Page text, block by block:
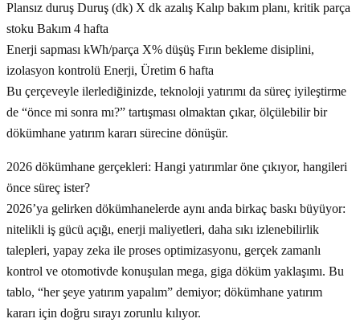
Plansız duruş Duruş (dk) X dk azalış Kalıp bakım planı, kritik parça
stoku Bakım 4 hafta
Enerji sapması kWh/parça X% düşüş Fırın bekleme disiplini,
izolasyon kontrolü Enerji, Üretim 6 hafta
Bu çerçeveyle ilerlediğinizde, teknoloji yatırımı da süreç iyileştirme
de “önce mi sonra mı?” tartışması olmaktan çıkar, ölçülebilir bir
dökümhane yatırım kararı sürecine dönüşür.
2026 dökümhane gerçekleri: Hangi yatırımlar öne çıkıyor, hangileri
önce süreç ister?
2026’ya gelirken dökümhanelerde aynı anda birkaç baskı büyüyor:
nitelikli iş gücü açığı, enerji maliyetleri, daha sıkı izlenebilirlik
talepleri, yapay zeka ile proses optimizasyonu, gerçek zamanlı
kontrol ve otomotivde konuşulan mega, giga döküm yaklaşımı. Bu
tablo, “her şeye yatırım yapalım” demiyor; dökümhane yatırım
kararı için doğru sırayı zorunlu kılıyor.